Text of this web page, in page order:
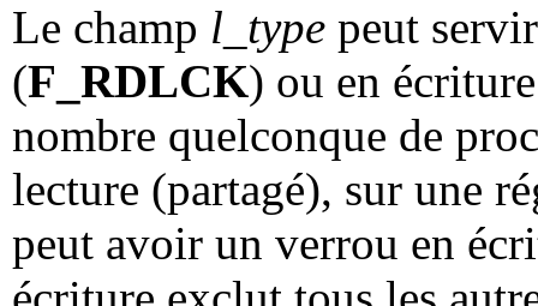
Le champ l_type peut
(F_RDLCK) ou en
nombre quelconque de
lecture (partagé), sur une
peut avoir un verrou en